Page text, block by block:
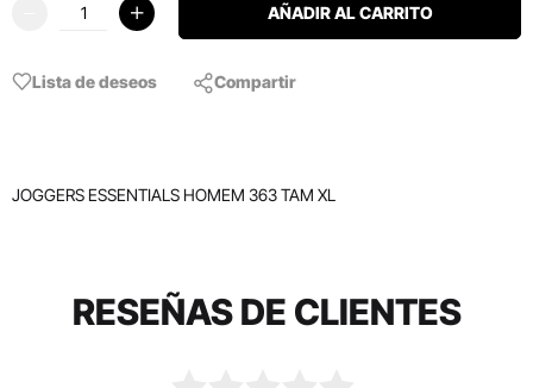
AÑADIR AL CARRITO
Lista de deseos Compartir
JOGGERS ESSENTIALS HOMEM 363 TAM XL
RESEÑAS DE CLIENTES